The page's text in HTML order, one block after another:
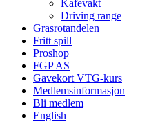
Kafevakt
Driving range
Grasrotandelen
Fritt spill
Proshop
FGP AS
Gavekort VTG-kurs
Medlemsinformasjon
Bli medlem
English